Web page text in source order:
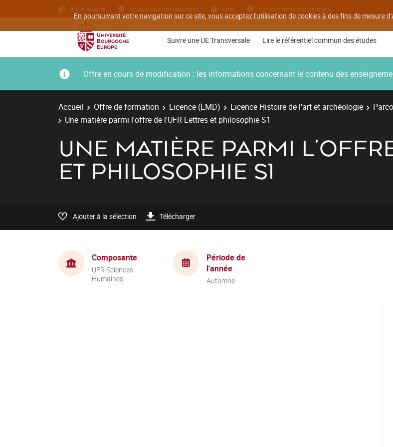
En poursuivant votre navigation sur ce site, vous acceptez l'utilisation de cookies à des fins de mesure
Bibliothèque Etudiants internationaux Plan Candidatures inscriptions
Suivre une UE Transversale Lire le référentiel commun des études
Offre en cours de modification : les informations concernant le contenu des
Accueil Offre de formation Licence (LMD) Licence Histoire de l'art et archéologie
Une matière parmi l'offre de l'UFR Lettres et philosophie S1
UNE MATIÈRE PARMI
ET PHILOSOPHIE S1
Ajouter à la sélection Télécharger
Composante
UFR Sciences
Humaines
Période de
l'année
Automne